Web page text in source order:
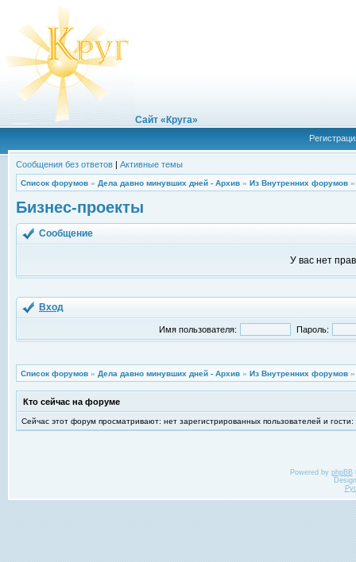
Сайт «Круга»
Сообщения без ответов | Активные темы
Список форумов » Дела давно минувших дней - Архив » Из Внутренних форумов
Бизнес-проекты
Сообщение
У вас нет
Вход
Имя пользователя: Пароль:
Список форумов » Дела давно минувших дней - Архив » Из Внутренних форумов
Кто сейчас на форуме
Сейчас этот форум просматривают: нет зарегистрированных пользователей и гости:
Powered by phpBB